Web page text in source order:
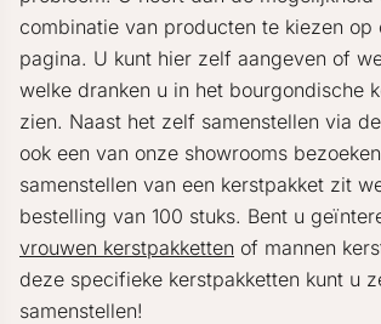
combinatie van producten te kiezen op
pagina. U kunt hier zelf aangeven of
welke dranken u in het bourgondische
zien. Naast het zelf samenstellen via
ook een van onze showrooms
samenstellen van een kerstpakket zit
bestelling van 100 stuks. Bent u
vrouwen kerstpakketten of mannen
deze specifieke kerstpakketten kunt u
samenstellen!